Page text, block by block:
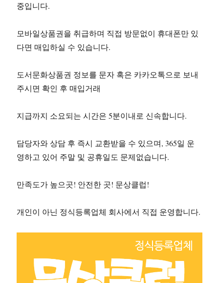
중입니다.
모바일상품권을 취급하며 직접 방문없이 휴대폰만 있
다면 매입하실 수 있습니다.
도서문화상품권 정보를 문자 혹은 카카오톡으로 보내
주시면 확인 후 매입거래
지급까지 소요되는 시간은 5분이내로 신속합니다.
담당자와 상담 후 즉시 교환받을 수 있으며, 365일 운
영하고 있어 주말 및 공휴일도 문제없습니다.
만족도가 높으곳! 안전한 곳! 문상클럽!
개인이 아닌 정식등록업체 회사에서 직접 운영합니다.